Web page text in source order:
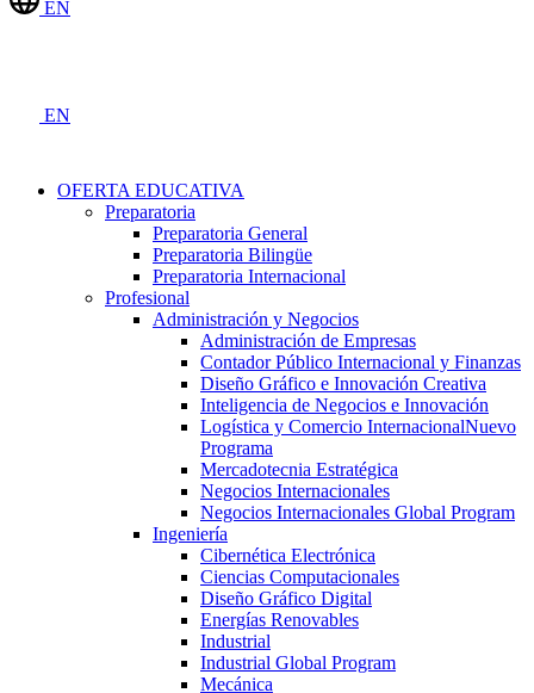
EN
EN
OFERTA EDUCATIVA
Preparatoria
Preparatoria General
Preparatoria Bilingüe
Preparatoria Internacional
Profesional
Administración y Negocios
Administración de Empresas
Contador Público Internacional y Finanzas
Diseño Gráfico e Innovación Creativa
Inteligencia de Negocios e Innovación
Logística y Comercio InternacionalNuevo
Programa
Mercadotecnia Estratégica
Negocios Internacionales
Negocios Internacionales Global Program
Ingeniería
Cibernética Electrónica
Ciencias Computacionales
Diseño Gráfico Digital
Energías Renovables
Industrial
Industrial Global Program
Mecánica